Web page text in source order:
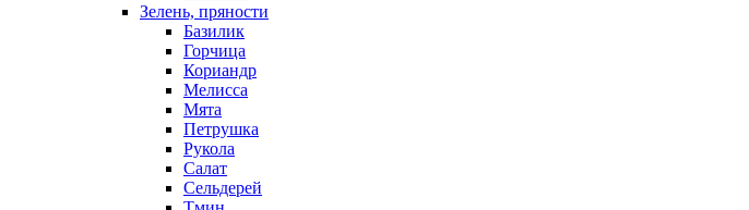
Зелень, пряности
Базилик
Горчица
Кориандр
Мелисса
Мята
Петрушка
Рукола
Салат
Сельдерей